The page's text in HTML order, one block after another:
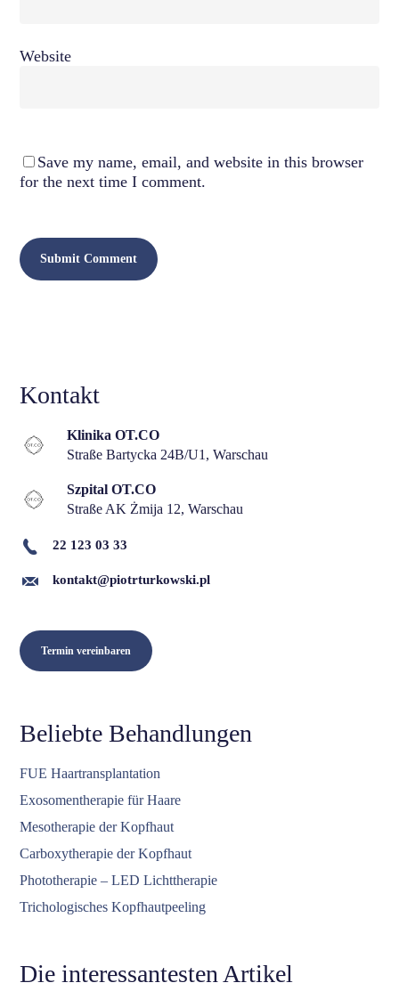
Website
Save my name, email, and website in this browser
for the next time I comment.
Kontakt
Klinika OT.CO
Straße Bartycka 24B/U1, Warschau
Szpital OT.CO
Straße AK Żmija 12, Warschau
22 123 03 33
kontakt@piotrturkowski.pl
Termin vereinbaren
Beliebte Behandlungen
FUE Haartransplantation
Exosomentherapie für Haare
Mesotherapie der Kopfhaut
Carboxytherapie der Kopfhaut
Phototherapie – LED Lichttherapie
Trichologisches Kopfhautpeeling
Die interessantesten Artikel